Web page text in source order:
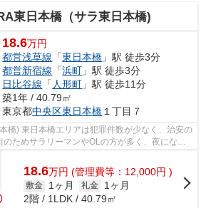
東日本橋（サラ東日本橋)
18.6万円
都営浅草線 「東日本橋 」駅 徒歩3分
都営新宿線 「浜町 」駅 徒歩3分
日比谷線 「 人形町 」駅 徒歩11分
築1年 / 40.79㎡
東京都中央区東日本橋 １丁目７
、治安の
18.6万円 (管理費等：12,000円 )
敷金 1ヶ月 礼金
1ヶ月
2階 / 1LDK / 40.79㎡